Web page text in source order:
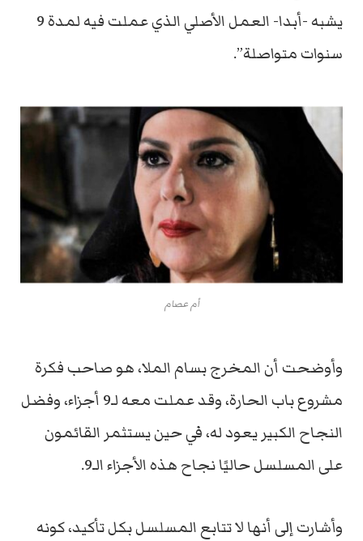
یشبه -أبدا- العمل الأصلي الذي عملت فیه لمدة 9
سنوات متواصلة”.
أم عصام
وأوضحت أن المخرج بسام الملا، هو صاحب فكرة
مشروع باب الحارة، وقد عملت معه لـ9 أجزاء، وفضل
النجاح الكبیر یعود له، في حین یستثمر القائمون
على المسلسل حالیًا نجاح هذه الأجزاء الـ9.
وأشارت إلى أنھا لا تتابع المسلسل بكل تأكید، كونه